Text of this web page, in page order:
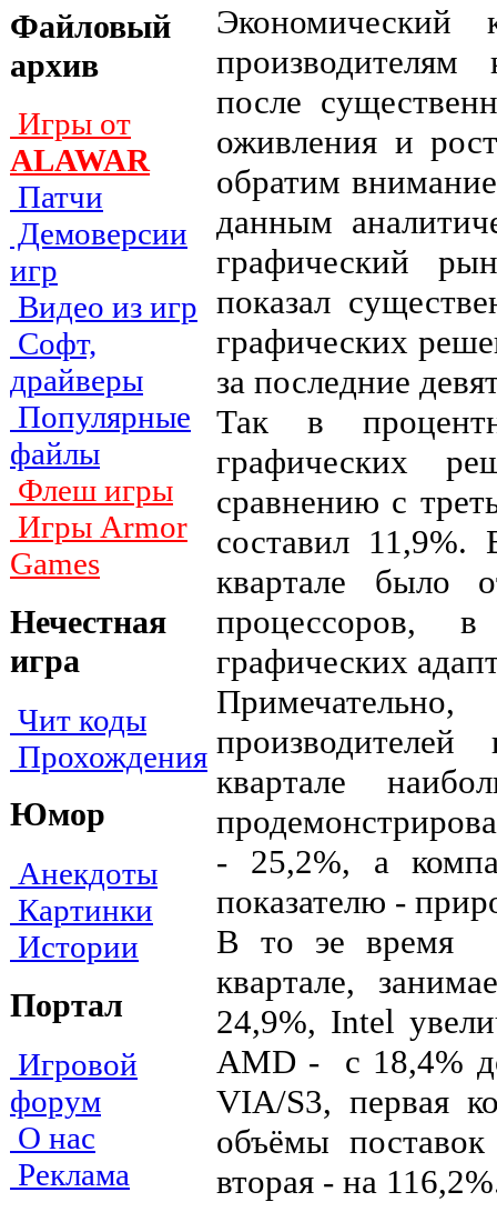
Файловый
архив
Игры от
ALAWAR
Патчи
Демоверсии
игр
Видео из игр
Софт,
драйверы
Популярные
файлы
Флеш игры
Игры Armor
Games
Нечестная
игра
Чит коды
Прохождения
Юмор
Анекдоты
Картинки
Истории
Портал
Игровой
форум
О нас
Реклама
после
оживления и
обратим
данным
графический
показал
графических
за последние
Так в
графических
сравнению с
составил 11,9%.
квартале было
процессоров,
графических
квартале
- 25,2%, а
показателю -
В то эе время
квартале,
24,9%, Intel
AMD - с 18,4%
VIA/S3, первая
объёмы
вторая - на